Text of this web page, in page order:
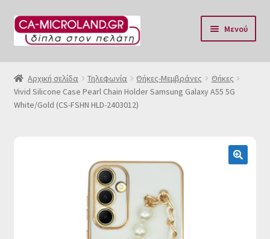
Απευθείας
μετάβαση
Μετάβαση
σε
Μενού
Αρχική
Η Eταιρία μας
Τρόποι Πληρωμής
Αρχική σελίδα Τηλεφωνία Θήκες-Μεμβράνες
Θήκες
Vivid Silicone Case Pearl Chain Holder Samsung Galaxy A55 5G
White/Gold (CS-FSHN HLD-2403012)